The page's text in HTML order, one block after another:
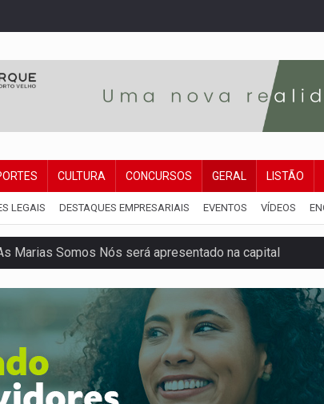
CULTURA CONCURSOS GERAL LISTÃO
LEGAIS DESTAQUES EMPRESARIAIS EVENTOS VÍDEOS
Marias Somos Nós será apresentado na capital
motocicleta em frente de academia
43 anos de emancipação com programação esportiva
presença de plástico ou petróleo em ovos
e atacam casal de idosos na zona Leste